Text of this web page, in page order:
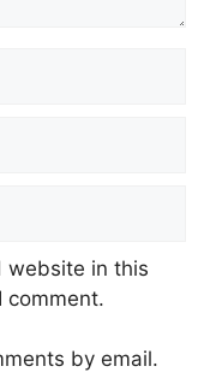
website in this
comment.
by email.